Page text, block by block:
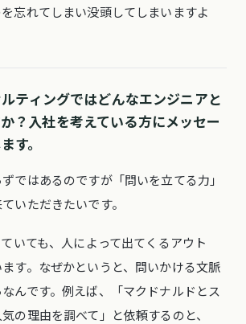
忘れてしまい没頭してしまいますよ
ティングではどんなエンジニアと
？入社を考えている方にメッセー
す。
ではあるのですが「問いを立てる力」
いただきたいです。
いても、人によって出てくるアウト
す。なぜかというと、問いかける文脈
んです。例えば、「マクドナルドとス
の理由を調べて」と依頼するのと、